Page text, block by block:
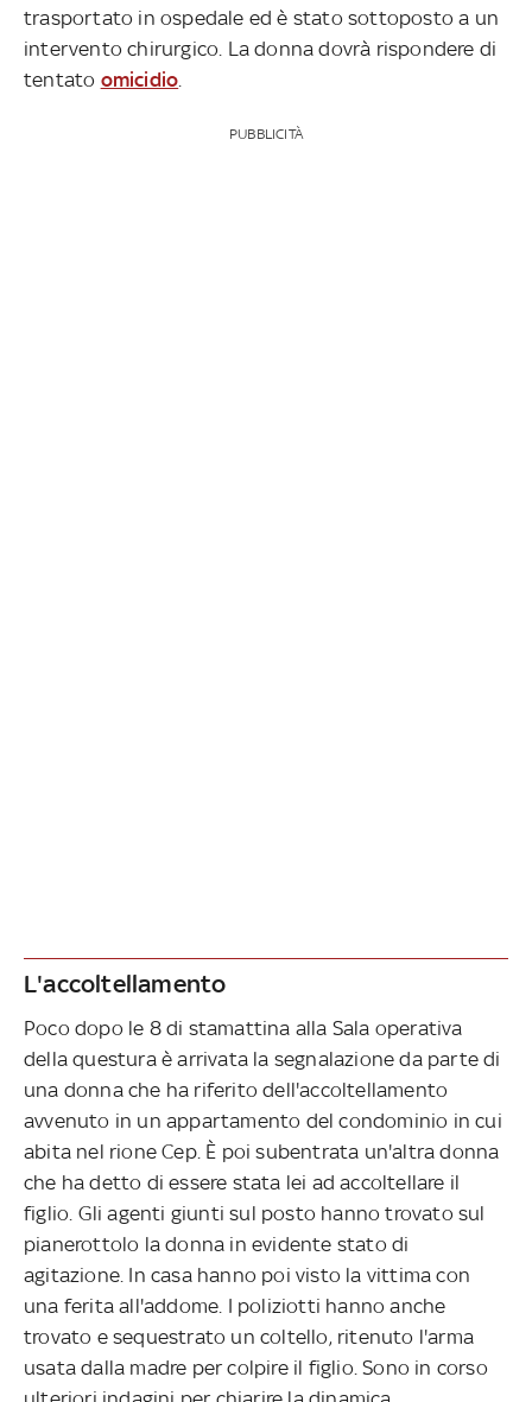
trasportato in ospedale ed è stato sottoposto a un
intervento chirurgico. La donna dovrà rispondere di
tentato omicidio
PUBBLICITÀ
L'accoltellamento
Poco dopo le 8 di stamattina alla Sala operativa
della questura è arrivata la segnalazione da parte di
una donna che ha riferito dell'accoltellamento
avvenuto in un appartamento del condominio in cui
abita nel rione Cep. È poi subentrata un'altra donna
che ha detto di essere stata lei ad accoltellare il
figlio. Gli agenti giunti sul posto hanno trovato sul
pianerottolo la donna in evidente stato di
agitazione. In casa hanno poi visto la vittima con
una ferita all'addome. I poliziotti hanno anche
trovato e sequestrato un coltello, ritenuto l'arma
usata dalla madre per colpire il figlio. Sono in corso